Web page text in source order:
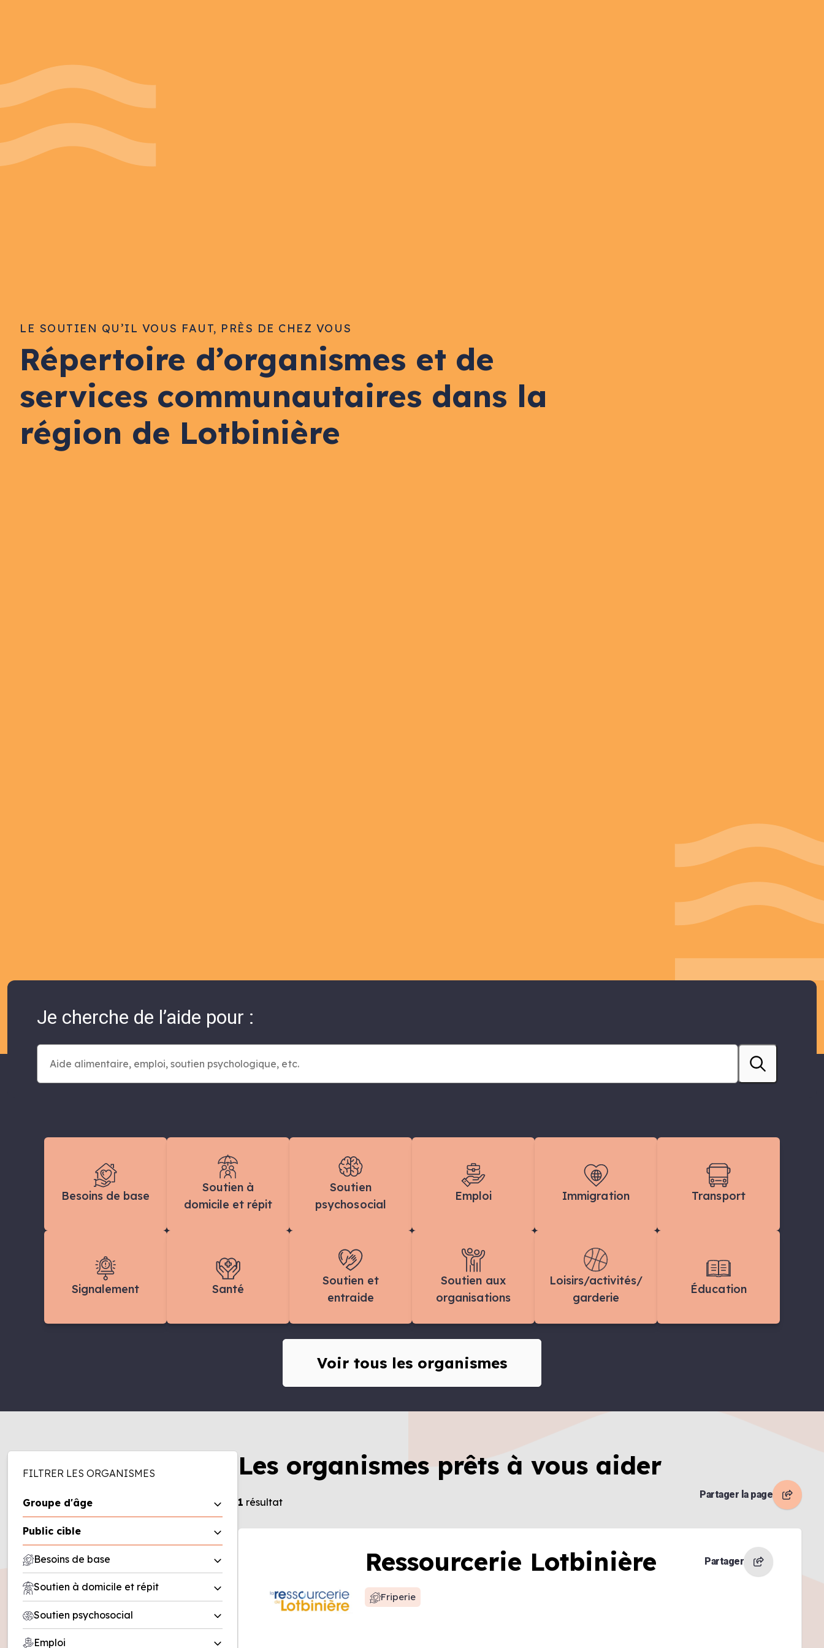
LE SOUTIEN QU’IL VOUS FAUT, PRÈS DE CHEZ VOUS
Répertoire d’organismes et de
services communautaires dans la
région de Lotbinière
Je cherche de l’aide pour :
Besoins de base
Soutien à
domicile et répit
Soutien
psychosocial
Emploi Immigration Transport
Signalement Santé
Soutien et
entraide
Soutien aux
organisations
Loisirs/activités/
garderie
Éducation
Voir tous les organismes
FILTRER LES ORGANISMES
Groupe d'âge
0 à 5 ans
6 à 11 ans
12 à 17 ans
18 à 50 ans
Public cible
Homme
Femme
Famille
Entreprise
Organisme
Besoins de base
Aide alimentaire
Friperie
Recherche de logement/office
municipal d’habitation (OMH)
Soutien à domicile et répit
Répit
Soutien à domicile
Soutien psychosocial
Deuil
Emploi
Les organismes prêts à vous aider
1 résultat
Partager la page
Ressourcerie Lotbinière Partager
Friperie